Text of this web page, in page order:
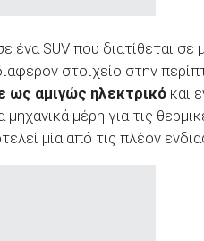
ένα SUV που διατίθεται σε
στοιχείο στην
ως αμιγώς ηλεκτρικό και
μέρη για τις
μία από τις πλέον